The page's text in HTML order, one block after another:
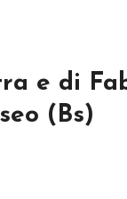
e di
(Bs)